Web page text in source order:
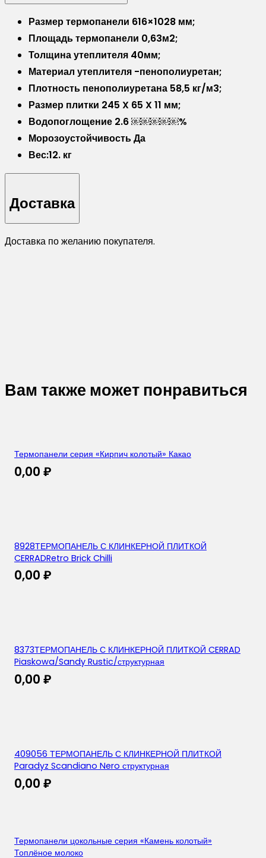
ПЛИТКОЙ
Paradyz
Scandiano
Brown
структурная
Размер термопанели 616×1028 мм;
Площадь термопанели 0,63м2;
Толщина утеплителя 40мм;
Материал утеплителя -пенополиуретан;
Плотность пенополиуретана 58,5 кг/м3;
Размер плитки 245 X 65 X 11 мм;
Водопоглощение 2.6 ￼￼￼￼￼%
Морозоустойчивость Да
Вес:12. кг
Доставка
Доставка по желанию покупателя.
Вам также может понравиться
Термопанели серия «Кирпич колотый» Какао
0,00 ₽
8928ТЕРМОПАНЕЛЬ С КЛИНКЕРНОЙ ПЛИТКОЙ
CERRADRetro Brick Chilli
0,00 ₽
8373ТЕРМОПАНЕЛЬ С КЛИНКЕРНОЙ ПЛИТКОЙ CERRAD
Piaskowa/Sandy Rustic/структурная
0,00 ₽
409056 ТЕРМОПАНЕЛЬ С КЛИНКЕРНОЙ ПЛИТКОЙ
Paradyz Scandiano Nero структурная
0,00 ₽
Термопанели цокольные серия «Камень колотый»
Топлёное молоко